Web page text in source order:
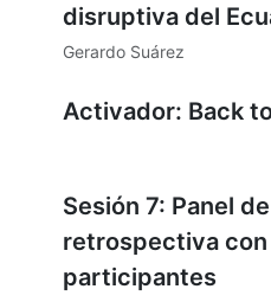
disruptiva del
Gerardo Suárez
Activador: Back
Sesión 7: Panel de
retrospectiva con
participantes